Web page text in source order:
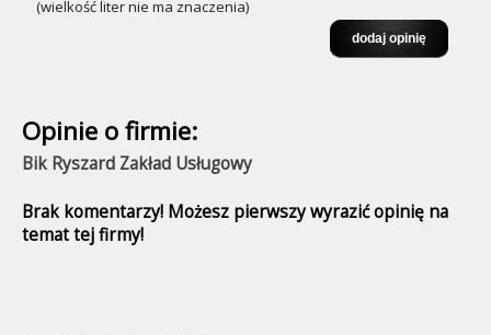
(wielkość liter nie ma znaczenia)
Opinie o firmie:
Bik Ryszard Zakład Usługowy
Brak komentarzy! Możesz pierwszy wyrazić opinię na
temat tej firmy!